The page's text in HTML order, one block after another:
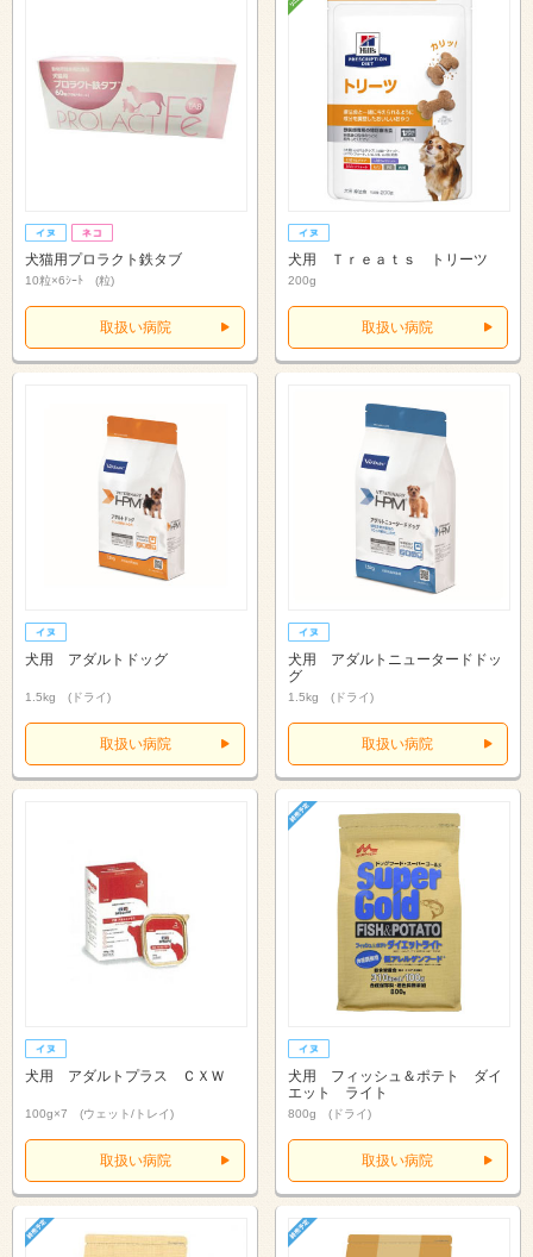
犬猫用プロラクト鉄タブ
10粒×6ｼｰﾄ (粒)
取扱い病院
犬用 Ｔｒｅａｔｓ トリーツ
200g
取扱い病院
犬用 アダルトドッグ
1.5kg (ドライ)
取扱い病院
犬用 アダルトニュータードドッ
グ
1.5kg (ドライ)
取扱い病院
犬用 アダルトプラス ＣＸＷ
100g×7 (ウェット/トレイ)
取扱い病院
犬用 フィッシュ＆ポテト ダイ
エット ライト
800g (ドライ)
取扱い病院